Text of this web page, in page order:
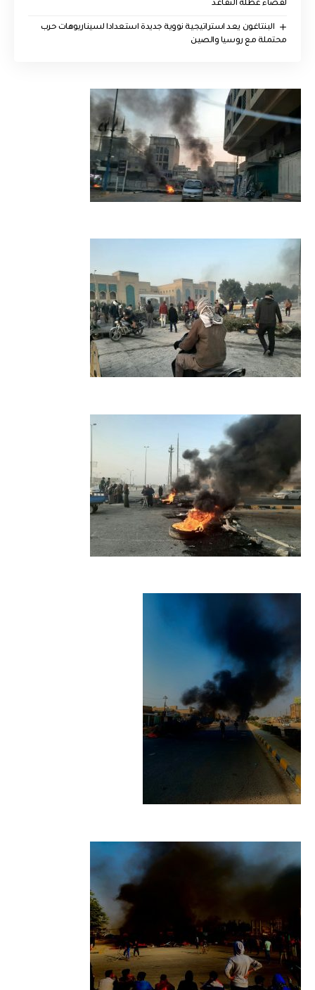
لقضاء عطلة التقاعد
البنتاغون يعد استراتيجية نووية جديدة استعدادا لسيناريوهات حرب
محتملة مع روسيا والصين